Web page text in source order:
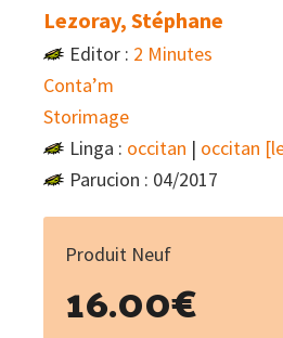
Lezoray, Stéphane
Editor : 2 Minutes
Conta’m
Storimage
Linga : occitan | occitan
Parucion : 04/2017
Produit Neuf
16.00€